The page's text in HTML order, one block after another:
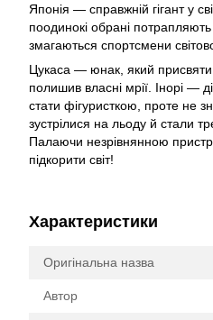
Японія — справжній гігант у
поодинокі обрані
змагаються спортсмени
Цукаса — юнак, який
полишив власні мрії. Інорі —
стати фігуристкою, проте не
зустрілися на льоду й стали
Палаючи незрівнянною
підкорити світ!
Характеристики
Оригінальна назва
Автор